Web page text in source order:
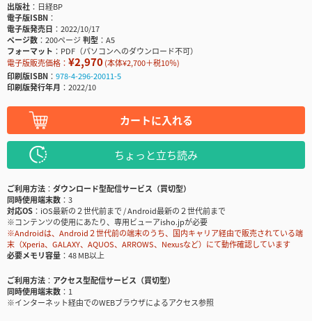
出版社
日経BP
電子版ISBN
電子版発売日
2022/10/17
ページ数
200ページ判型
A5
フォーマット
PDF（パソコンへのダウンロード不可）
電子版販売価格： ¥2,970(本体¥2,700＋税10％)
印刷版ISBN
978-4-296-20011-5
印刷版発行年月
2022/10
カートに入れる
ちょっと立ち読み
ご利用方法
ダウンロード型配信サービス（買切型）
同時使用端末数
3
対応OS
iOS最新の２世代前まで / Android最新の２世代前まで
※コンテンツの使用にあたり、専用ビューアisho.jpが必要
※Androidは、Android２世代前の端末のうち、国内キャリア経由で販売されている端
末（Xperia、GALAXY、AQUOS、ARROWS、Nexusなど）にて動作確認しています
必要メモリ容量
48 MB以上
ご利用方法
アクセス型配信サービス（買切型）
同時使用端末数
1
※インターネット経由でのWEBブラウザによるアクセス参照